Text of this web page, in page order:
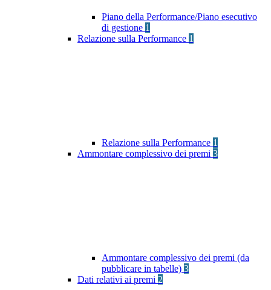
Piano della Performance/Piano esecutivo
di gestione 1
Relazione sulla Performance 1
Relazione sulla Performance 1
Ammontare complessivo dei premi 3
Ammontare complessivo dei premi (da
pubblicare in tabelle) 3
Dati relativi ai premi 2